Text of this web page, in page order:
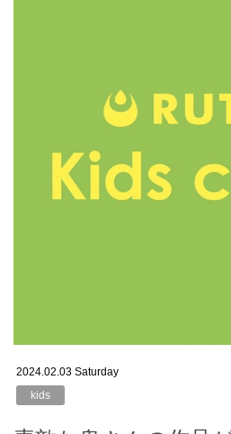
2024.02.03 Saturday
kids